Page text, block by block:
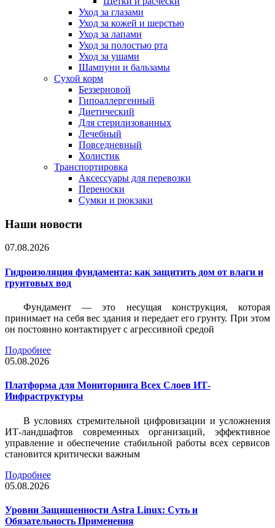
Уход за глазами
Уход за кожей и шерстью
Уход за лапами
Уход за полостью рта
Уход за ушами
Шампуни и бальзамы
Сухой корм
Беззерновой
Гипоаллергенный
Диетический
Для стерилизованных
Лечебный
Повседневный
Холистик
Транспортировка
Аксессуары для перевозки
Переноски
Сумки и рюкзаки
Наши новости
07.08.2026
Гидроизоляция фундамента: как защитить дом от влаги и
грунтовых вод
Фундамент — это несущая конструкция, которая
принимает на себя вес здания и передает его грунту. При этом
он постоянно контактирует с агрессивной средой
Подробнее
05.08.2026
Платформа для Мониторинга Всех Слоев ИТ-
Инфраструктуры
В условиях стремительной цифровизации и усложнения
ИТ-ландшафтов современных организаций, эффективное
управление и обеспечение стабильной работы всех сервисов
становится критически важным
Подробнее
05.08.2026
Уровни Защищенности Astra Linux: Суть и
Обязательность Применения